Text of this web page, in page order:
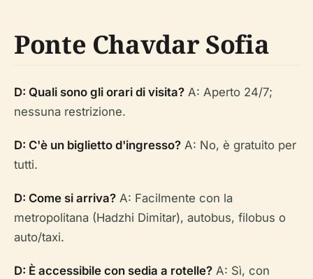
Ponte Chavdar Sofia
D: Quali sono gli orari di visita? A: Aperto 24/7;
nessuna restrizione.
D: C'è un biglietto d'ingresso? A: No, è gratuito per
tutti.
D: Come si arriva? A: Facilmente con la
metropolitana (Hadzhi Dimitar), autobus, filobus o
auto/taxi.
D: È accessibile con sedia a rotelle? A: Sì, con